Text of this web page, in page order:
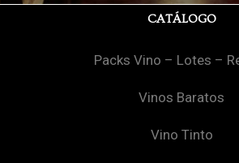
CATÁLOGO
Packs Vino – Lotes –
Vinos Baratos
Vino Tinto